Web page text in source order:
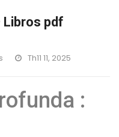
Libros pdf
Th11 11, 2025
: